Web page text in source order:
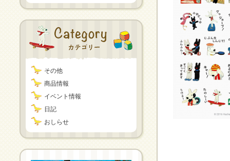
その他
商品情報
イベント情報
日記
おしらせ